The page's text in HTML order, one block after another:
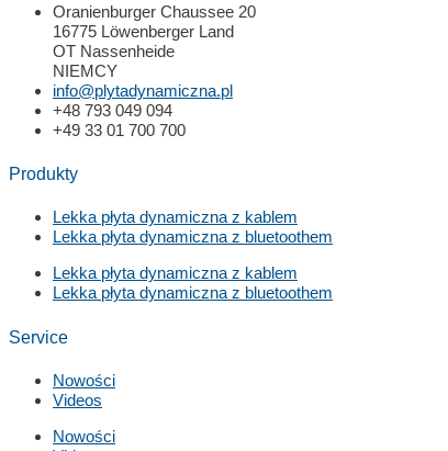
Oranienburger Chaussee 20
16775 Löwenberger Land
OT Nassenheide
NIEMCY
info@plytadynamiczna.pl
+48 793 049 094
+49 33 01 700 700
Produkty
Lekka płyta dynamiczna z kablem
Lekka płyta dynamiczna z bluetoothem
Lekka płyta dynamiczna z kablem
Lekka płyta dynamiczna z bluetoothem
Service
Nowości
Videos
Nowości